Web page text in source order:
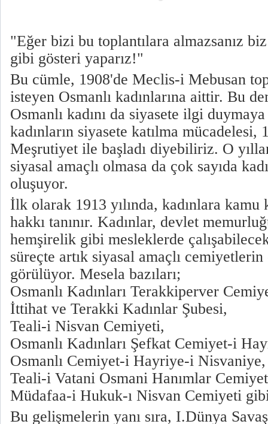
"Eğer bizi bu toplantılara almazsanız biz
gibi gösteri yaparız!"
Bu cümle, 1908'de Meclis-i Mebusan
isteyen Osmanlı kadınlarına aittir. Bu
Osmanlı kadını da siyasete ilgi
kadınların siyasete katılma
Meşrutiyet ile başladı diyebiliriz. O
siyasal amaçlı olmasa da çok sayıda
oluşuyor.
İlk olarak 1913 yılında, kadınlara kamu
hakkı tanınır. Kadınlar, devlet
hemşirelik gibi mesleklerde
süreçte artık siyasal amaçlı
görülüyor. Mesela bazıları;
Osmanlı Kadınları Terakkiperver
İttihat ve Terakki Kadınlar Şubesi,
Teali-i Nisvan Cemiyeti,
Osmanlı Kadınları Şefkat Cemiyet-i
Osmanlı Cemiyet-i Hayriye-i Nisvaniye,
Teali-i Vatani Osmani Hanımlar
Müdafaa-i Hukuk-ı Nisvan Cemiyeti
Bu gelişmelerin yanı sıra, I.Dünya